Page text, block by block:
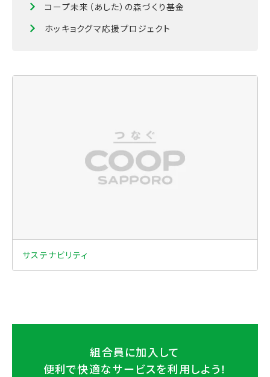
コープ未来（あした）の森づくり基金
ホッキョクグマ応援プロジェクト
サステナビリティ
組合員に加入して
便利で快適なサービスを利用しよう！